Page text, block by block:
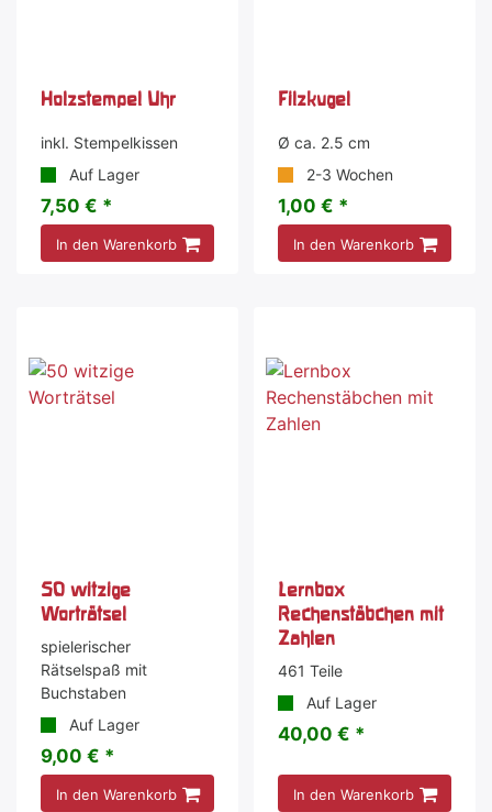
Holzstempel Uhr
inkl. Stempelkissen
Auf Lager
7,50 € *
In den Warenkorb
Filzkugel
Ø ca. 2.5 cm
2-3 Wochen
1,00 € *
In den Warenkorb
50 witzige
Worträtsel
spielerischer
Rätselspaß mit
Buchstaben
Auf Lager
9,00 € *
In den Warenkorb
Lernbox
Rechenstäbchen mit
Zahlen
461 Teile
Auf Lager
40,00 € *
In den Warenkorb